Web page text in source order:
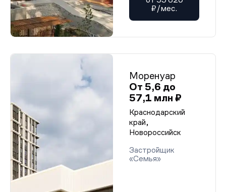
₽/мес.
Моренуар
От 5,6 до
57,1 млн ₽
Краснодарский
край,
Новороссийск
Застройщик
«Семья»